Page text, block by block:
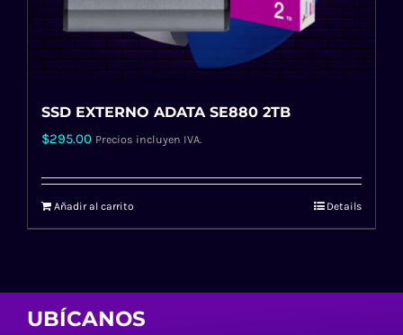
SSD EXTERNO ADATA SE880 2TB
$295.00 Precios incluyen IVA.
Añadir al carrito Details
UBÍCANOS